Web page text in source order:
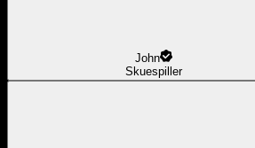
John
Skuespiller